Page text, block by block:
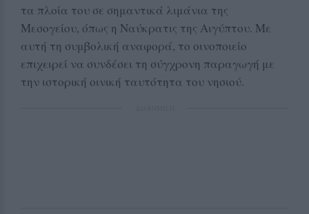
τα πλοία του σε σημαντικά λιμάνια της
Μεσογείου, όπως η Ναύκρατις της Αιγύπτου. Με
αυτή τη συμβολική αναφορά, το οινοποιείο
επιχειρεί να συνδέσει τη σύγχρονη παραγωγή με
την ιστορική οινική ταυτότητα του νησιού.